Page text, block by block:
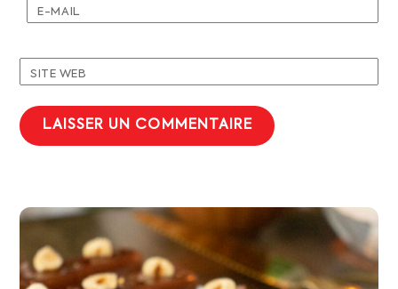
E-MAIL
SITE WEB